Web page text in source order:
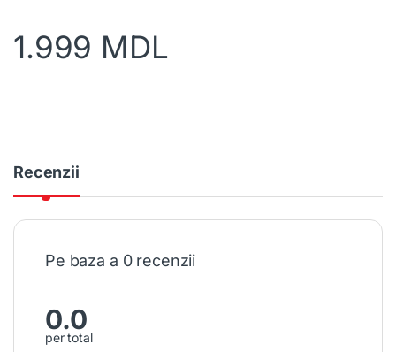
1.999 MDL
Recenzii
Pe baza a 0 recenzii
0.0
per total